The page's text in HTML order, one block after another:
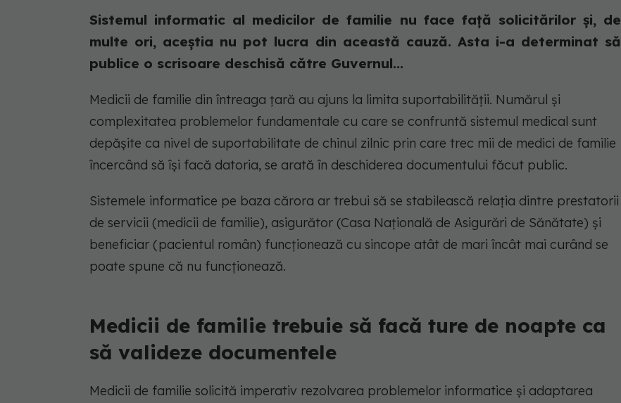
Sistemul informatic al medicilor de familie nu face față solicitărilor și, de
multe ori, aceștia nu pot lucra din această cauză. Asta i-a determinat să
publice o scrisoare deschisă către Guvernul...
Medicii de familie din întreaga țară au ajuns la limita suportabilității. Numărul și
complexitatea problemelor fundamentale cu care se confruntă sistemul medical sunt
depășite ca nivel de suportabilitate de chinul zilnic prin care trec mii de medici de familie
încercând să își facă datoria, se arată în deschiderea documentului făcut public.
Sistemele informatice pe baza cărora ar trebui să se stabilească relația dintre prestatorii
de servicii (medicii de familie), asigurător (Casa Națională de Asigurări de Sănătate) și
beneficiar (pacientul român) funcționează cu sincope atât de mari încât mai curând se
poate spune că nu funcționează.
Medicii de familie trebuie să facă ture de noapte ca
să valideze documentele
Medicii de familie solicită imperativ rezolvarea problemelor informatice și adaptarea